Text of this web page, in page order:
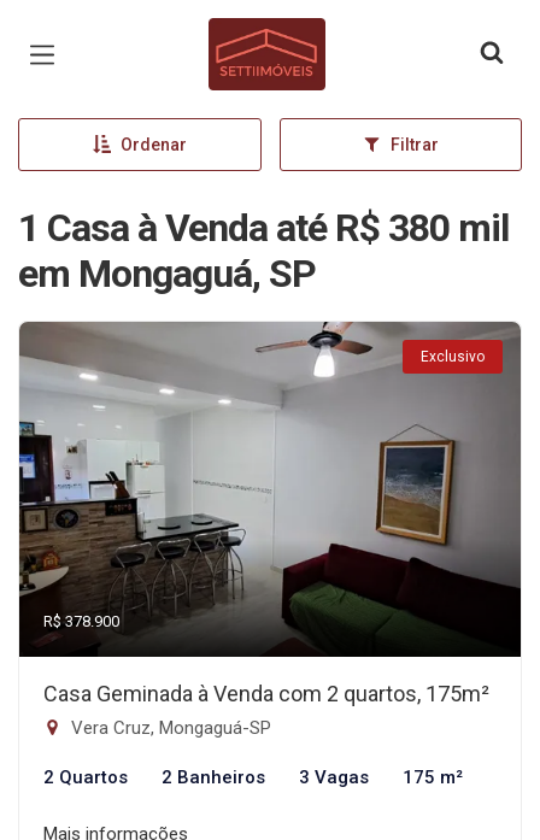
Página inicial
Ordenar Filtrar
1 Casa à Venda até R$ 380 mil
em Mongaguá, SP
Exclusivo
R$ 378.900
Casa Geminada à Venda com 2 quartos, 175m²
Vera Cruz, Mongaguá-SP
2 Quartos 2 Banheiros 3 Vagas 175 m²
Mais informações